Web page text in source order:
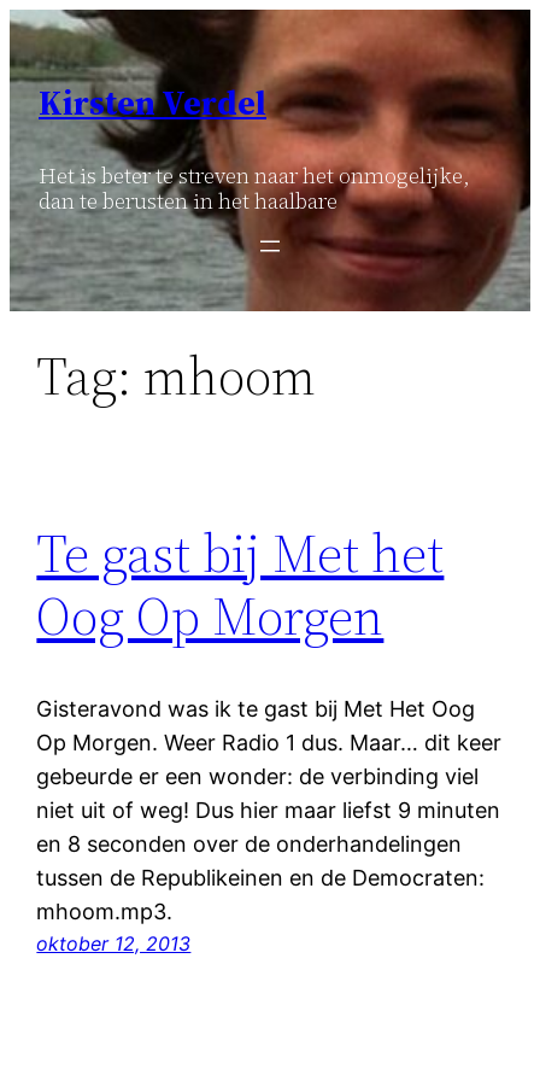
Ga
naar
inhoud
Kirsten Verdel
Het is beter te streven naar het onmogelijke,
dan te berusten in het haalbare
Tag: mhoom
Te gast bij Met het
Oog Op Morgen
Gisteravond was ik te gast bij Met Het Oog
Op Morgen. Weer Radio 1 dus. Maar… dit keer
gebeurde er een wonder: de verbinding viel
niet uit of weg! Dus hier maar liefst 9 minuten
en 8 seconden over de onderhandelingen
tussen de Republikeinen en de Democraten:
mhoom.mp3.
oktober 12, 2013